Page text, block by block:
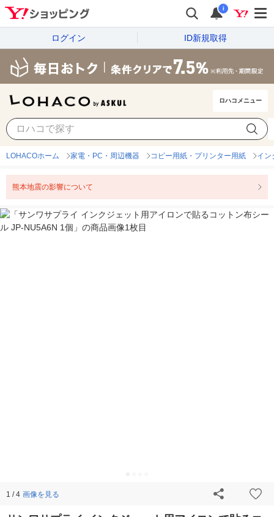
i
ログイン ID新規取得
ロハコメニュー
LOHACOホーム 家電・PC・周辺機器 コピー用紙・プリンター用紙 イン
熊本地震の影響について
1 / 4 画像を見る